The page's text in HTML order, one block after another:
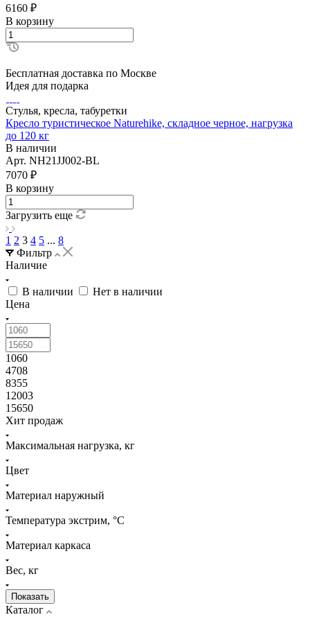
6160 ₽
В корзину
Бесплатная доставка по Москве
Идея для подарка
Стулья, кресла, табуретки
Кресло туристическое Naturehike, складное черное, нагрузка
до 120 кг
В наличии
Арт. NH21JJ002-BL
7070 ₽
В корзину
Загрузить еще
1 2 3 4 5 ... 8
Фильтр
Наличие
В наличии
Нет в наличии
Цена
1060
4708
8355
12003
15650
Хит продаж
Максимальная нагрузка, кг
Цвет
Материал наружный
Температура экстрим, °C
Материал каркаса
Вес, кг
Каталог